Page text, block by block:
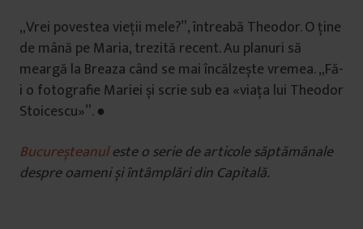
„Vrei povestea vieții mele?”, întreabă Theodor. O ține
de mână pe Maria, trezită recent. Au planuri să
meargă la Breaza când se mai încălzește vremea. „Fă-
i o fotografie Mariei și scrie sub ea «viața lui Theodor
Stoicescu»”. ●
Bucureșteanuleste o serie de articole săptămânale
despre oameni și întâmplări din Capitală.